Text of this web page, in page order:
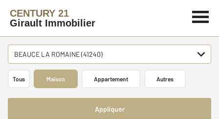
CENTURY 21
Girault Immobilier
BEAUCE LA ROMAINE (41240)
Tous Maison Appartement Autres
Appliquer